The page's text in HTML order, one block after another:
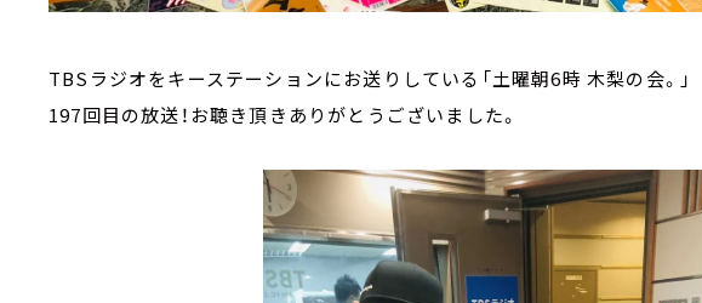
TBSラジオをキーステーションにお送りしている「土曜朝6時 木梨の会。」
197回目の放送！お聴き頂きありがとうございました。